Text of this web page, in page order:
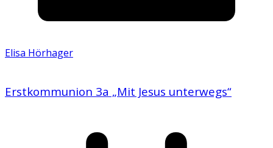
Elisa Hörhager
Erstkommunion 3a „Mit Jesus unterwegs“